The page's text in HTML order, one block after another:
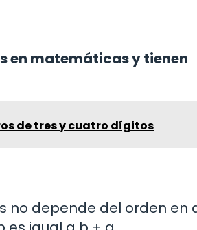
en matemáticas y tienen
de tres y cuatro dígitos
no depende del orden en